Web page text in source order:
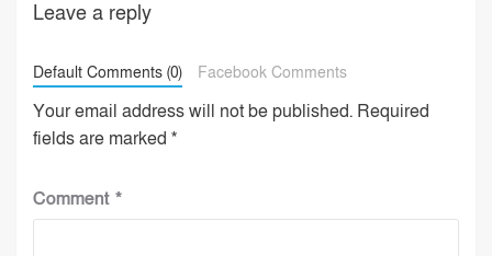
Leave a reply
Default Comments (0) Facebook Comments
Your email address will not be published. Required
fields are marked *
Comment *